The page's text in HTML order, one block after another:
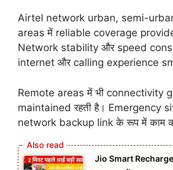
Airtel network urban, semi-
areas में reliable coverage
Network stability और speed
internet और calling experience
Remote areas में भी connectivity
maintained रहती है। Emergency
network backup link के रूप में काम
Jio Smart